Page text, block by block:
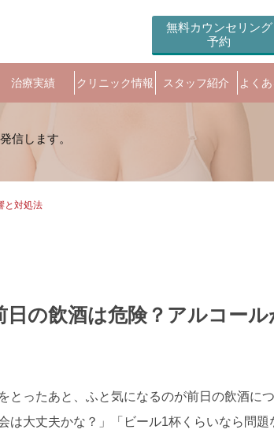
無料カウンセリング
予約
治療実績 クリニック情報 スタッフ紹介 よく
と対処法
日の飲酒は危険？アルコー
とったあと、ふと気になるのが前日の飲酒に
は大丈夫かな？」「ビール1杯くらいなら問